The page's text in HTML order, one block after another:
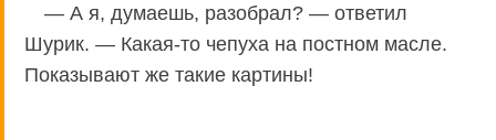
— А я, думаешь, разобрал? — ответил
Шурик. — Какая-то чепуха на постном масле.
Показывают же такие картины!